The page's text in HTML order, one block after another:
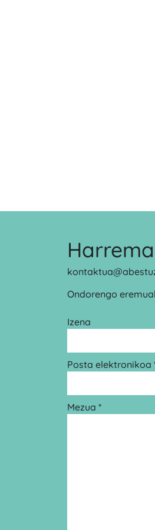
Ondorengo
Izena
Posta elektronikoa
Mezua *